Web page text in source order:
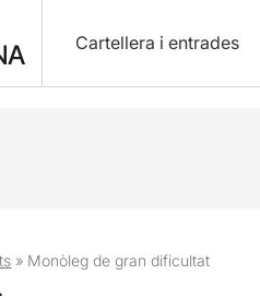
Cartellera i entrades
» Monòleg de gran dificultat